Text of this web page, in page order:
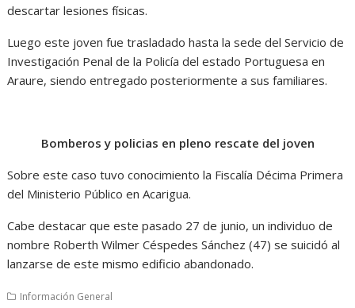
descartar lesiones físicas.
Luego este joven fue trasladado hasta la sede del Servicio de
Investigación Penal de la Policía del estado Portuguesa en
Araure, siendo entregado posteriormente a sus familiares.
Bomberos y policias en pleno rescate del joven
Sobre este caso tuvo conocimiento la Fiscalía Décima Primera
del Ministerio Público en Acarigua.
Cabe destacar que este pasado 27 de junio, un individuo de
nombre Roberth Wilmer Céspedes Sánchez (47) se suicidó al
lanzarse de este mismo edificio abandonado.
Información General